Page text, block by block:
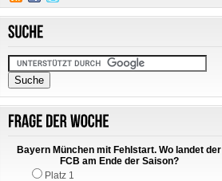
Bayern München mit Fehlstart. Wo landet der
FCB am Ende der Saison?
Platz 1